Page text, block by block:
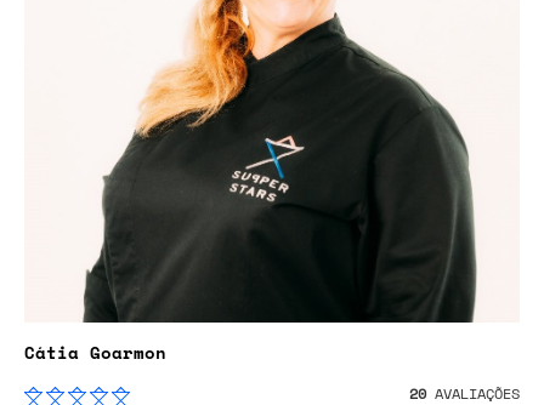
Cátia Goarmon
20AVALIAÇÕES